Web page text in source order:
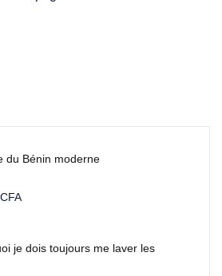
du Bénin moderne
CFA
je dois toujours me laver les